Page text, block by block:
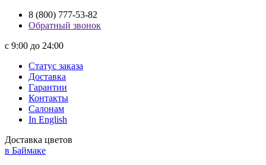
8 (800) 777-53-82
Обратный звонок
с 9:00 до 24:00
Статус заказа
Доставка
Гарантии
Контакты
Салонам
In English
Доставка цветов
в Баймаке